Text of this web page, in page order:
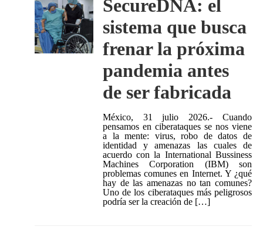
SecureDNA: el
sistema que busca
frenar la próxima
pandemia antes
de ser fabricada
México, 31 julio 2026.- Cuando
pensamos en ciberataques se nos viene
a la mente: virus, robo de datos de
identidad y amenazas las cuales de
acuerdo con la International Bussiness
Machines Corporation (IBM) son
problemas comunes en Internet. Y ¿qué
hay de las amenazas no tan comunes?
Uno de los ciberataques más peligrosos
podría ser la creación de […]